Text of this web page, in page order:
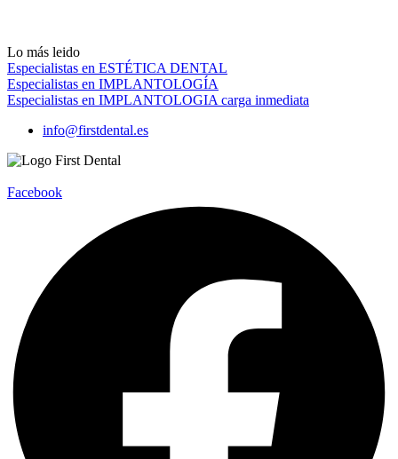
Lo más leido
Especialistas en ESTÉTICA DENTAL
Especialistas en IMPLANTOLOGÍA
Especialistas en IMPLANTOLOGIA carga inmediata
info@firstdental.es
Facebook